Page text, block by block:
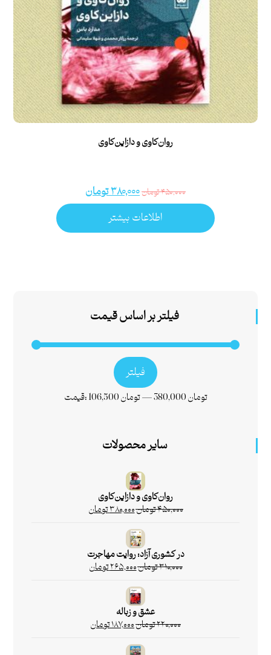
روان‌کاوی و دازاین‌کاوی
۴۵۰,۰۰۰تومان۳۸۰,۰۰۰تومان
اطلاعات بیشتر
فیلتر بر اساس قیمت
فیلتر
قیمت: 106,500 تومان— 380,000 تومان
سایر محصولات
روان‌کاوی و دازاین‌کاوی
۴۵۰,۰۰۰تومان۳۸۰,۰۰۰تومان
در کشوری آزاد: روایت مهاجرت
۳۱۰,۰۰۰تومان۲۶۵,۰۰۰تومان
عشق و زباله
۲۲۰,۰۰۰تومان۱۸۷,۰۰۰تومان